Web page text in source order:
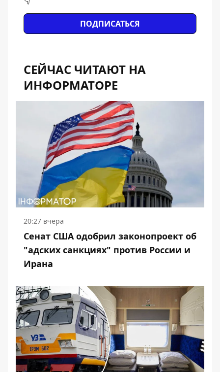
ПОДПИСАТЬСЯ
СЕЙЧАС ЧИТАЮТ НА
ИНФОРМАТОРЕ
20:27 вчера
Сенат США одобрил законопроект об
"адских санкциях" против России и
Ирана